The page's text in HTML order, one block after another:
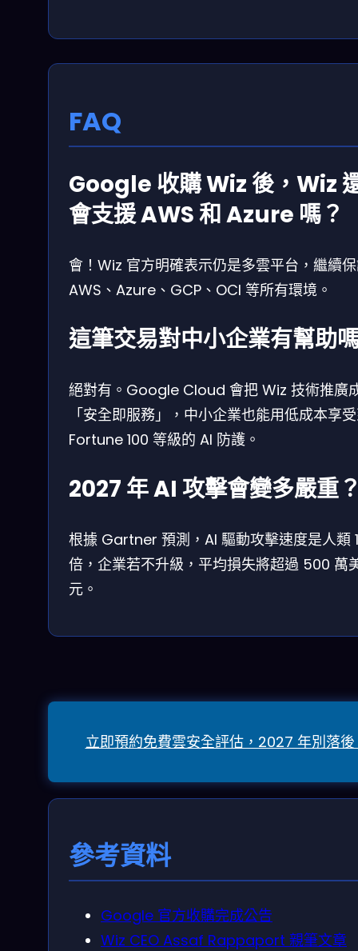
FAQ
Google 收購 Wiz 後，Wiz
會支援 AWS 和 Azure 嗎？
會！Wiz 官方明確表示仍是多雲平台，繼續
AWS、Azure、GCP、OCI 等所有環境。
這筆交易對中小企業有幫助
絕對有。Google Cloud 會把 Wiz 技術推廣
「安全即服務」，中小企業也能用低成本享
Fortune 100 等級的 AI 防護。
2027 年 AI 攻擊會變多嚴重
根據 Gartner 預測，AI 驅動攻擊速度是人類
倍，企業若不升級，平均損失將超過 500 萬
元。
立即預約免費雲安全評估，2027 年別落後
參考資料
Google 官方收購完成公告
Wiz CEO Assaf Rappaport 親筆文章